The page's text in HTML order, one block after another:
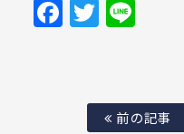
Facebook
Twitter
前の記事